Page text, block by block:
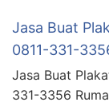
Jasa Buat
0811-331-
Jasa Buat
331-3356